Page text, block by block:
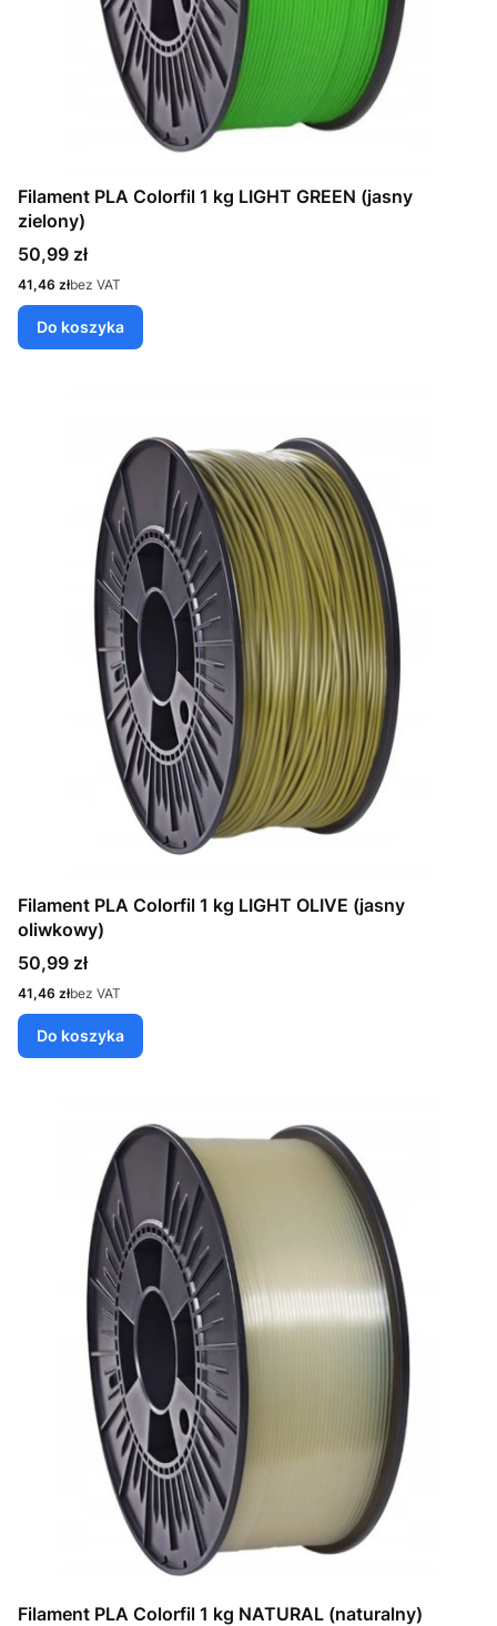
Filament PLA Colorfil 1 kg LIGHT GREEN (jasny
zielony)
Cena
50,99 zł
Cena
41,46 złbez VAT
Do koszyka
Filament PLA Colorfil 1 kg LIGHT OLIVE (jasny
oliwkowy)
Cena
50,99 zł
Cena
41,46 złbez VAT
Do koszyka
Filament PLA Colorfil 1 kg NATURAL (naturalny)